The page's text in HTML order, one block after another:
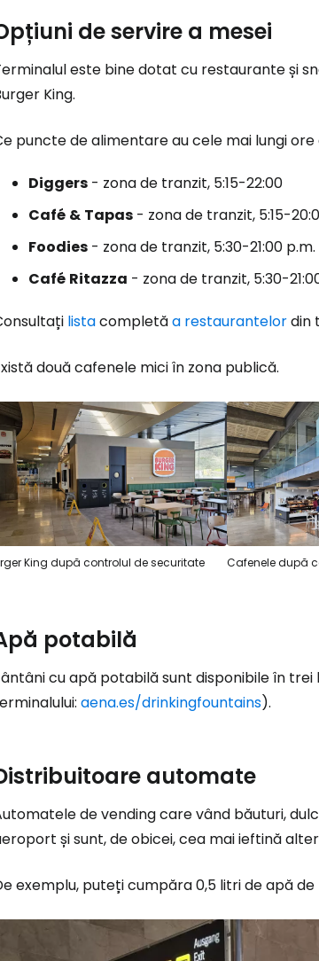
de servire a mesei
este bine dotat cu restaurante și
King.
puncte de alimentare au cele mai lungi ore
Diggers - zona de tranzit, 5:15-22:00
Café & Tapas - zona de tranzit, 5:15-
Foodies - zona de tranzit, 5:30-21:00 p.m.
Café Ritazza - zona de tranzit, 5:30-
listacompletăa restaurantelordin
două cafenele mici în zona publică.
King după controlul de securitate Cafenele după
potabilă
cu apă potabilă sunt disponibile în
aena.es/drinkingfountains).
automate
de vending care vând băuturi,
și sunt, de obicei, cea mai ieftină
exemplu, puteți cumpăra 0,5 litri de apă